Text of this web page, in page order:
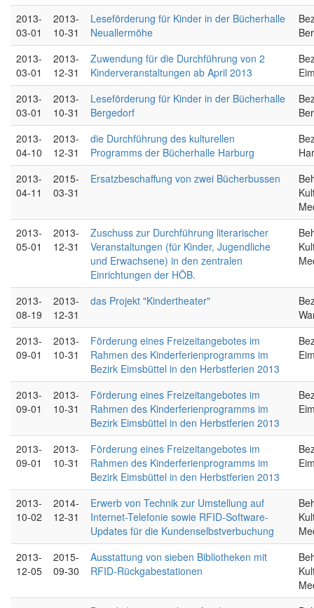
2013-
03-01
2013-
10-31
Leseförderung für Kinder in der Bücherhalle
Neuallermöhe
2013-
03-01
2013-
12-31
Zuwendung für die Durchführung von 2
Kinderveranstaltungen ab April 2013
2013-
03-01
2013-
10-31
Leseförderung für Kinder in der Bücherhalle
Bergedorf
2013-
04-10
2013-
12-31
die Durchführung des kulturellen
Programms der Bücherhalle Harburg
2013-
04-11
2015-
03-31
Ersatzbeschaffung von zwei Bücherbussen
2013-
05-01
2013-
12-31
Zuschuss zur Durchführung literarischer
Veranstaltungen (für Kinder, Jugendliche
und Erwachsene) in den zentralen
Einrichtungen der HÖB.
2013-
08-19
2013-
12-31
das Projekt "Kindertheater"
2013-
09-01
2013-
10-31
Förderung eines Freizeitangebotes im
Rahmen des Kinderferienprogramms im
Bezirk Eimsbüttel in den Herbstferien 2013
2013-
09-01
2013-
10-31
Förderung eines Freizeitangebotes im
Rahmen des Kinderferienprogramms im
Bezirk Eimsbüttel in den Herbstferien 2013
2013-
09-01
2013-
10-31
Förderung eines Freizeitangebotes im
Rahmen des Kinderferienprogramms im
Bezirk Eimsbüttel in den Herbstferien 2013
2013-
10-02
2014-
12-31
Erwerb von Technik zur Umstellung auf
Internet-Telefonie sowie RFID-Software-
Updates für die Kundenselbstverbuchung
2013-
12-05
2015-
09-30
Ausstattung von sieben Bibliotheken mit
RFID-Rückgabestationen